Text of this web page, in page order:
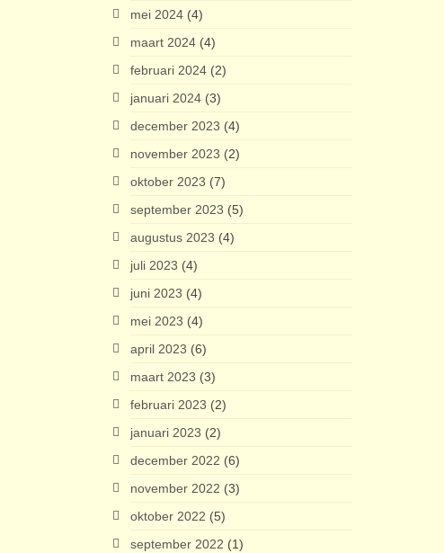
mei 2024(4)
maart 2024(4)
februari 2024(2)
januari 2024(3)
december 2023 (4)
november 2023 (2)
oktober 2023 (7)
september 2023 (5)
augustus 2023 (4)
juli 2023 (4)
juni 2023 (4)
mei 2023 (4)
april 2023 (6)
maart 2023 (3)
februari 2023 (2)
januari 2023 (2)
december 2022 (6)
november 2022 (3)
oktober 2022 (5)
september 2022 (1)